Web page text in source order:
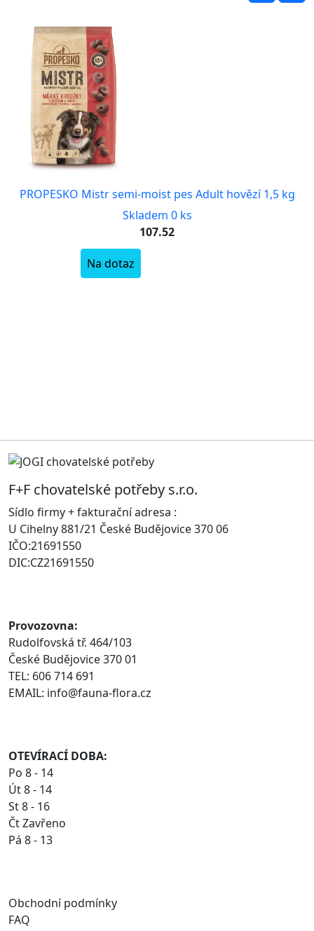
PROPESKO Mistr semi-moist pes Adult hovězí 1,5 kg
Skladem 0 ks
107.52
Na dotaz
F+F chovatelské potřeby s.r.o.
Sídlo firmy + fakturační adresa :
U Cihelny 881/21 České Budějovice 370 06
IČO:21691550
DIC:CZ21691550
Provozovna:
Rudolfovská tř. 464/103
České Budějovice 370 01
TEL: 606 714 691
EMAIL: info@fauna-flora.cz
OTEVÍRACÍ DOBA:
Po 8 - 14
Út 8 - 14
St 8 - 16
Čt Zavřeno
Pá 8 - 13
Obchodní podmínky
FAQ